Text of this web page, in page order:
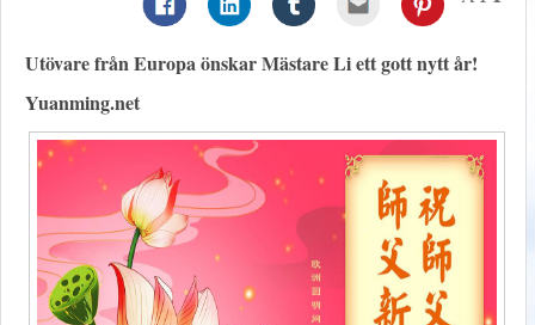
Utövare från Europa önskar Mästare Li ett gott nytt år!
Yuanming.net